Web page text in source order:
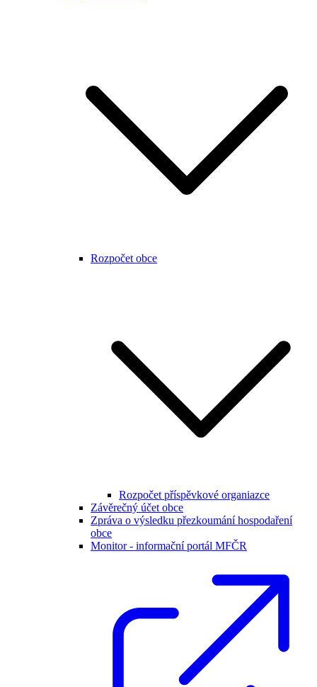
Rozpočet obce
Rozpočet příspěvkové organiazce
Závěrečný účet obce
Zpráva o výsledku přezkoumání hospodaření
obce
Monitor - informační portál MFČR